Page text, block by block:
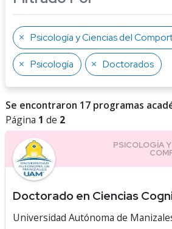
Psicología y Ciencias del
Psicología Doctorados
Se encontraron 17 programas
Página 1 de 2
Doctorado en Ciencias
Universidad Autónoma de